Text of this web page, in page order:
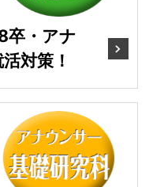
卒・アナ
対策！
タート・話し方